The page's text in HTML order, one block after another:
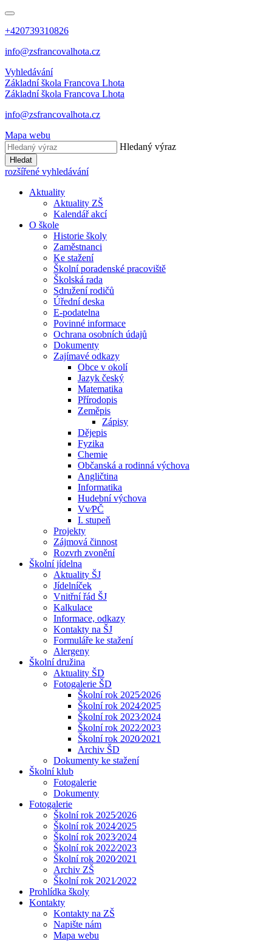
+420739310826
info@zsfrancovalhota.cz
Vyhledávání
Základní škola Francova Lhota
Základní škola Francova Lhota
info@zsfrancovalhota.cz
Mapa webu
Hledaný výraz
Hledat
rozšířené vyhledávání
Aktuality
Aktuality ZŠ
Kalendář akcí
O škole
Historie školy
Zaměstnanci
Ke stažení
Školní poradenské pracoviště
Školská rada
Sdružení rodičů
Úřední deska
E-podatelna
Povinné informace
Ochrana osobních údajů
Dokumenty
Zajímavé odkazy
Obce v okolí
Jazyk český
Matematika
Přírodopis
Zeměpis
Zápisy
Dějepis
Fyzika
Chemie
Občanská a rodinná výchova
Angličtina
Informatika
Hudební výchova
Vv⁄PČ
I. stupeň
Projekty
Zájmová činnost
Rozvrh zvonění
Školní jídelna
Aktuality ŠJ
Jídelníček
Vnitřní řád ŠJ
Kalkulace
Informace, odkazy
Kontakty na ŠJ
Formuláře ke stažení
Alergeny
Školní družina
Aktuality ŠD
Fotogalerie ŠD
Školní rok 2025⁄2026
Školní rok 2024⁄2025
Školní rok 2023⁄2024
Školní rok 2022⁄2023
Školní rok 2020⁄2021
Archiv ŠD
Dokumenty ke stažení
Školní klub
Fotogalerie
Dokumenty
Fotogalerie
Školní rok 2025⁄2026
Školní rok 2024⁄2025
Školní rok 2023⁄2024
Školní rok 2022⁄2023
Školní rok 2020⁄2021
Archiv ZŠ
Školní rok 2021⁄2022
Prohlídka školy
Kontakty
Kontakty na ZŠ
Napište nám
Mapa webu